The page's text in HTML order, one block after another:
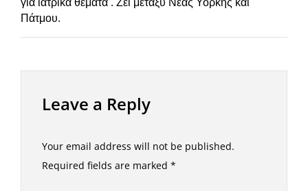
Πάτμου.
Leave a Reply
Your email address will not be published.
Required fields are marked *